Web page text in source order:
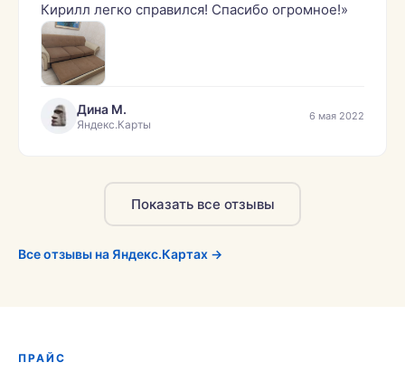
Кирилл легко справился! Спасибо огромное!»
Дина М.
Яндекс.Карты
6 мая 2022
Показать все отзывы
Все отзывы на Яндекс.Картах →
ПРАЙС